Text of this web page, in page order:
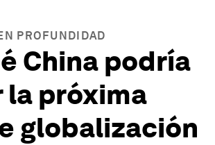
PROFUNDIDAD
China podría
la próxima
globalización